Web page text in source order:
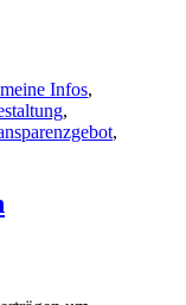
Infos,
,
,